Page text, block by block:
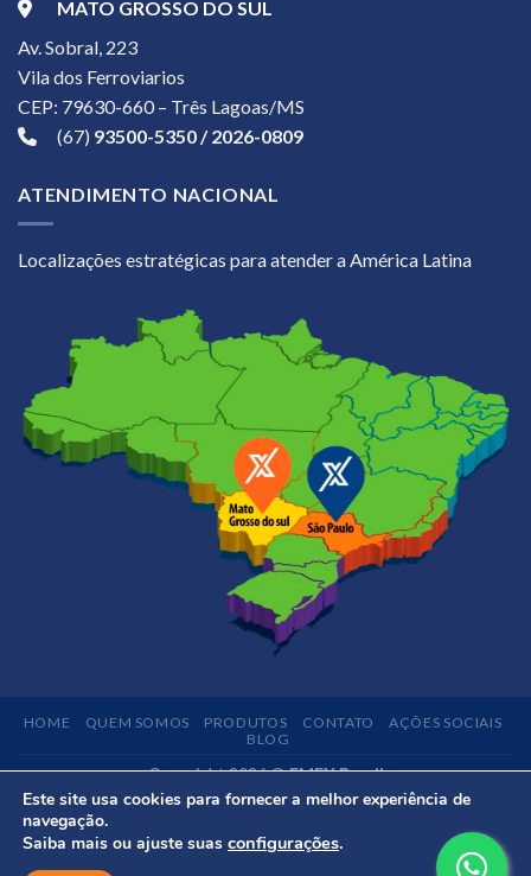
MATO GROSSO DO SUL
Av. Sobral, 223
Vila dos Ferroviarios
CEP: 79630-660 – Três Lagoas/MS
(67) 93500-5350 / 2026-0809
ATENDIMENTO NACIONAL
Localizações estratégicas para atender a América Latina
HOME QUEM SOMOS PRODUTOS CONTATO
AÇÕES SOCIAIS
BLOG
Copyright 2026 ©EMEX Brasil
Este site usa cookies para fornecer a melhor experiência de
navegação.
Saiba mais ou ajuste suas configurações.